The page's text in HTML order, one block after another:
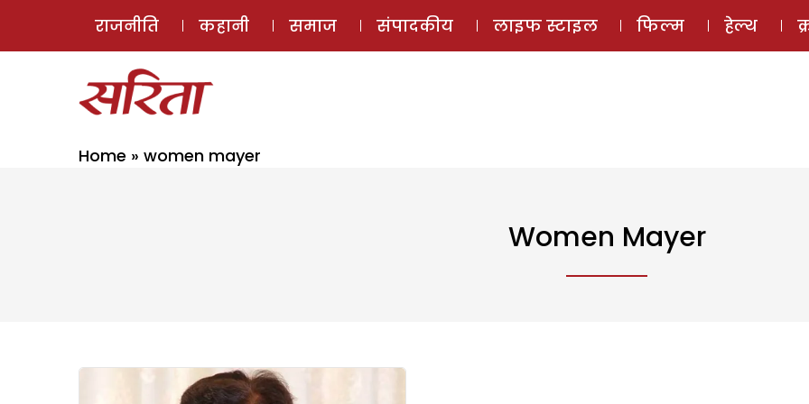
ई-मैगज़ीन
राजनीति कहानी समाज संपादकीय लाइफ स्टाइल फिल्म हेल्थ
Home » women mayer
Women Mayer